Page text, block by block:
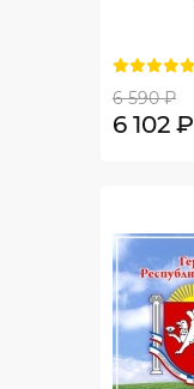
6 590 ₽
6 102 ₽